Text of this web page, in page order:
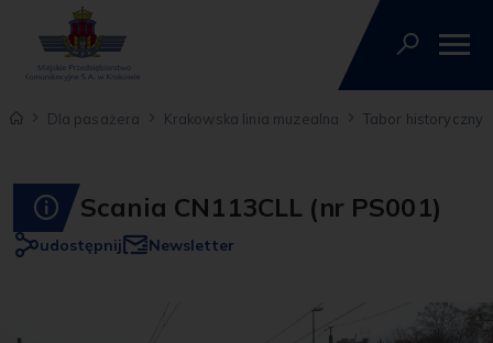
Dla pasażera Krakowska linia muzealna Tabor historyczny
Scania CN113CLL (nr PS001)
udostępnij Newsletter